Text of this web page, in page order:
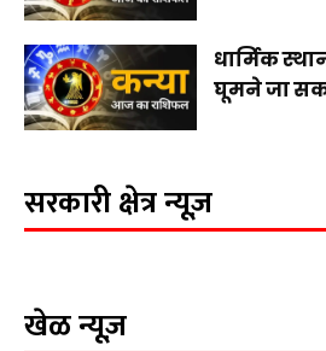
धार्मिक
घूमने जा
सरकारी क्षेत्र न्यूज़
खेळ न्यूज़